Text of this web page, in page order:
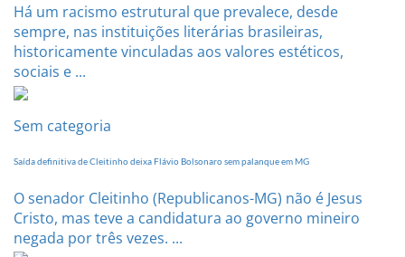
Há um racismo estrutural que prevalece, desde
sempre, nas instituições literárias brasileiras,
historicamente vinculadas aos valores estéticos,
sociais e ...
Sem categoria
Saída definitiva de Cleitinho deixa Flávio Bolsonaro sem palanque em MG
O senador Cleitinho (Republicanos-MG) não é Jesus
Cristo, mas teve a candidatura ao governo mineiro
negada por três vezes. ...